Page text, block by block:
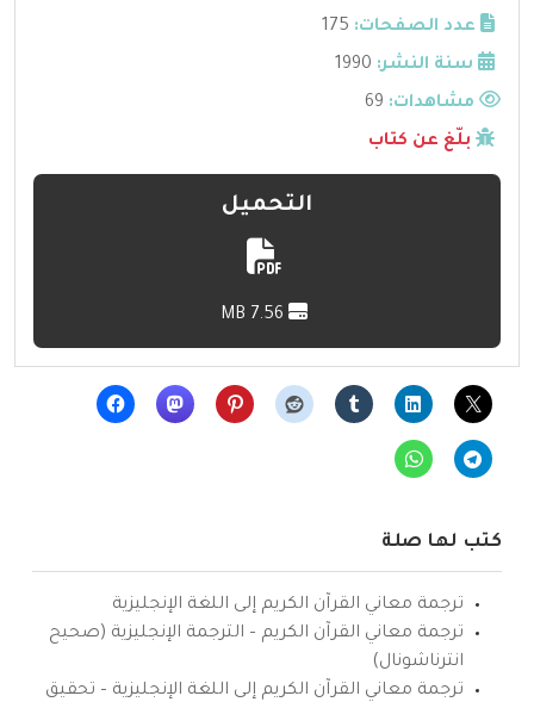
عدد الصفحات: 175
سنة النشر: 1990
مشاهدات:
بلّغ عن كتاب
التحميل
كتب لها صلة
ترجمة معاني القرآن الكريم إلى اللغة الإنجليزية
ترجمة معاني القرآن الكريم – الترجمة الإنجليزية (صحيح
انترناشونال)
ترجمة معاني القرآن الكريم إلى اللغة الإنجليزية – تحقيق